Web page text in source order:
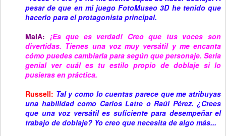
pesar de que en mi juego FotoMuseo 3D he tenido que
hacerlo para el protagonista principal.
MaIA: ¡Es que es verdad! Creo que tus voces son
divertidas. Tienes una voz muy versátil y me encanta
cómo puedes cambiarla para según que personaje. Sería
genial ver cuál es tu estilo propio de doblaje si lo
pusieras en práctica.
Russell: Tal y como lo cuentas parece que me atribuyas
una habilidad como Carlos Latre o Raúl Pérez. ¿Crees
que una voz versátil es suficiente para desempeñar el
trabajo de doblaje? Yo creo que necesita de algo más...